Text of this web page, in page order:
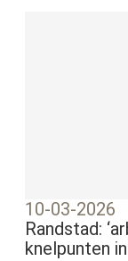
10-03-2026
Randstad:
knelpunten